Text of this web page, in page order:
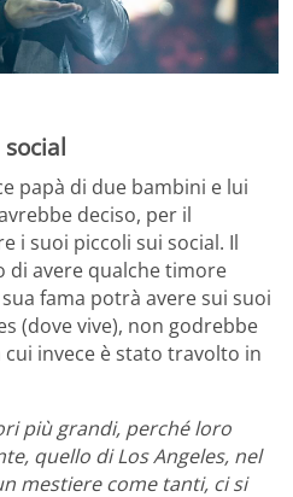
papà di due bambini e lui
deciso, per il
i suoi piccoli sui social. Il
di avere qualche timore
fama potrà avere sui suoi
(dove vive), non godrebbe
cui invece è stato travolto in
più grandi, perché loro
quello di Los Angeles, nel
mestiere come tanti, ci si